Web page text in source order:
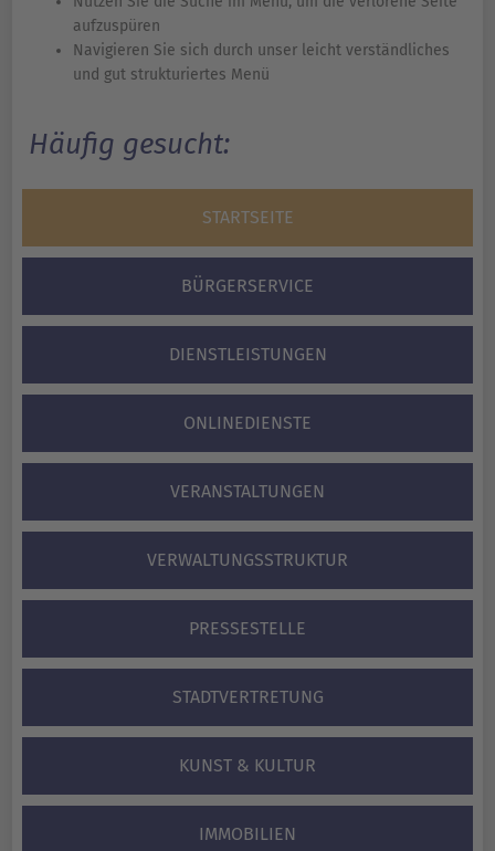
aufzuspüren
Navigieren Sie sich durch unser leicht verständliches
und gut strukturiertes Menü
Häufig gesucht:
STARTSEITE
BÜRGERSERVICE
DIENSTLEISTUNGEN
ONLINEDIENSTE
VERANSTALTUNGEN
VERWALTUNGS­STRUKTUR
PRESSESTELLE
STADTVERTRETUNG
KUNST & KULTUR
IMMOBILIEN